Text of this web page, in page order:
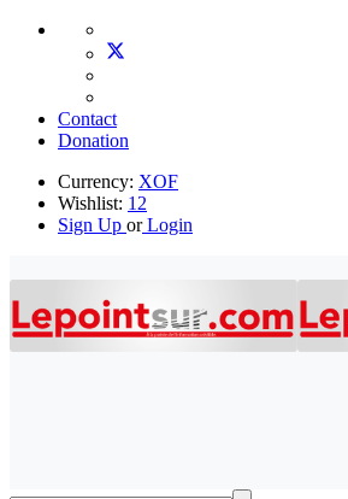
Contact
Donation
Currency: XOF
Wishlist: 12
Sign Up orLogin